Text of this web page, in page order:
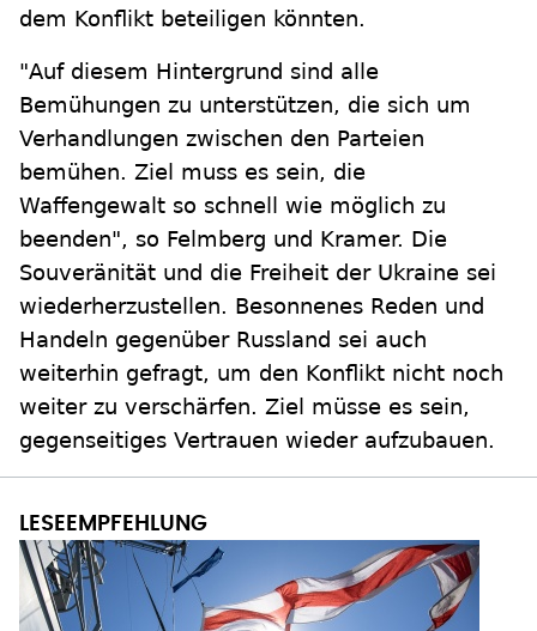
dem Konflikt beteiligen könnten.
"Auf diesem Hintergrund sind alle
Bemühungen zu unterstützen, die sich um
Verhandlungen zwischen den Parteien
bemühen. Ziel muss es sein, die
Waffengewalt so schnell wie möglich zu
beenden", so Felmberg und Kramer. Die
Souveränität und die Freiheit der Ukraine sei
wiederherzustellen. Besonnenes Reden und
Handeln gegenüber Russland sei auch
weiterhin gefragt, um den Konflikt nicht noch
weiter zu verschärfen. Ziel müsse es sein,
gegenseitiges Vertrauen wieder aufzubauen.